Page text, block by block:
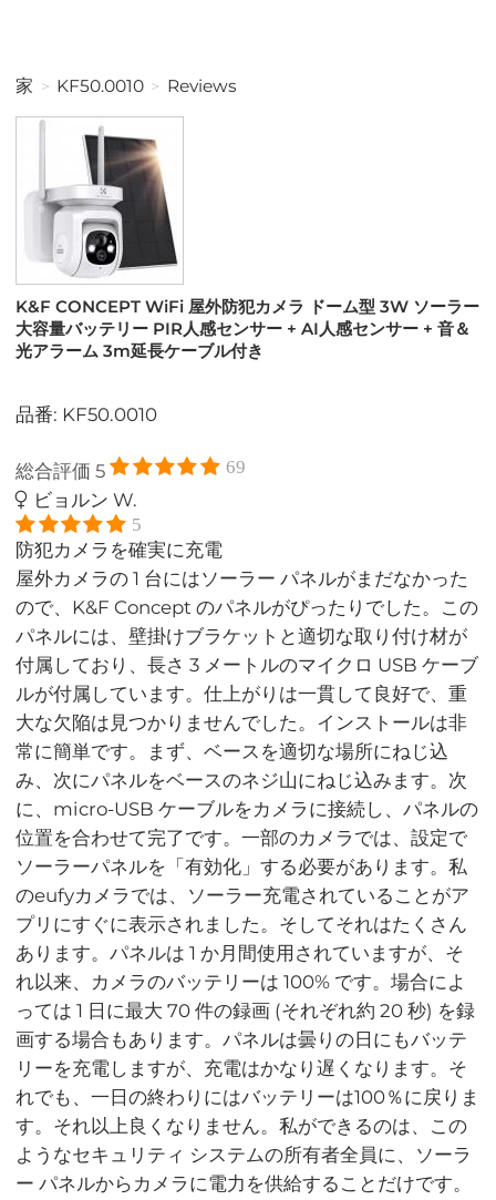
家 KF50.0010 Reviews
K&F CONCEPT WiFi 屋外防犯カメラ ドーム型 3W ソーラー
大容量バッテリー PIR人感センサー + AI人感センサー + 音＆
光アラーム 3m延長ケーブル付き
品番: KF50.0010
総合評価5 69
ビョルン W.
5
防犯カメラを確実に充電
屋外カメラの 1 台にはソーラー パネルがまだなかった
ので、K&F Concept のパネルがぴったりでした。この
パネルには、壁掛けブラケットと適切な取り付け材が
付属しており、長さ 3 メートルのマイクロ USB ケーブ
ルが付属しています。仕上がりは一貫して良好で、重
大な欠陥は見つかりませんでした。インストールは非
常に簡単です。まず、ベースを適切な場所にねじ込
み、次にパネルをベースのネジ山にねじ込みます。次
に、micro-USB ケーブルをカメラに接続し、パネルの
位置を合わせて完了です。一部のカメラでは、設定で
ソーラーパネルを「有効化」する必要があります。私
のeufyカメラでは、ソーラー充電されていることがア
プリにすぐに表示されました。そしてそれはたくさん
あります。パネルは 1 か月間使用されていますが、そ
れ以来、カメラのバッテリーは 100% です。場合によ
っては 1 日に最大 70 件の録画 (それぞれ約 20 秒) を録
画する場合もあります。パネルは曇りの日にもバッテ
リーを充電しますが、充電はかなり遅くなります。そ
れでも、一日の終わりにはバッテリーは100％に戻りま
す。それ以上良くなりません。私ができるのは、この
ようなセキュリティ システムの所有者全員に、ソーラ
ー パネルからカメラに電力を供給することだけです。